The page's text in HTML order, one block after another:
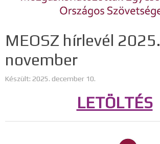
MEOSZ hírlevél 2025.
november
Készült: 2025. december 10.
LETÖLTÉS